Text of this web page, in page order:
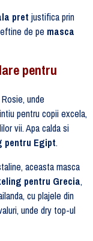
pret justifica prin
de pe masca
pentru
unde
pentru copii excela,
vii. Apa calda si
pentru Egipt.
aceasta masca
pentru Grecia,
cu plajele din
unde dry top-ul